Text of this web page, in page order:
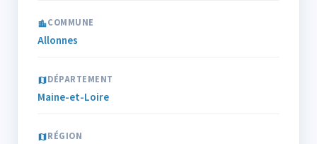
COMMUNE
Allonnes
DÉPARTEMENT
Maine-et-Loire
RÉGION